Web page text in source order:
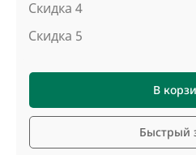
Скидка 4
Скидка 5
В
Быстрый